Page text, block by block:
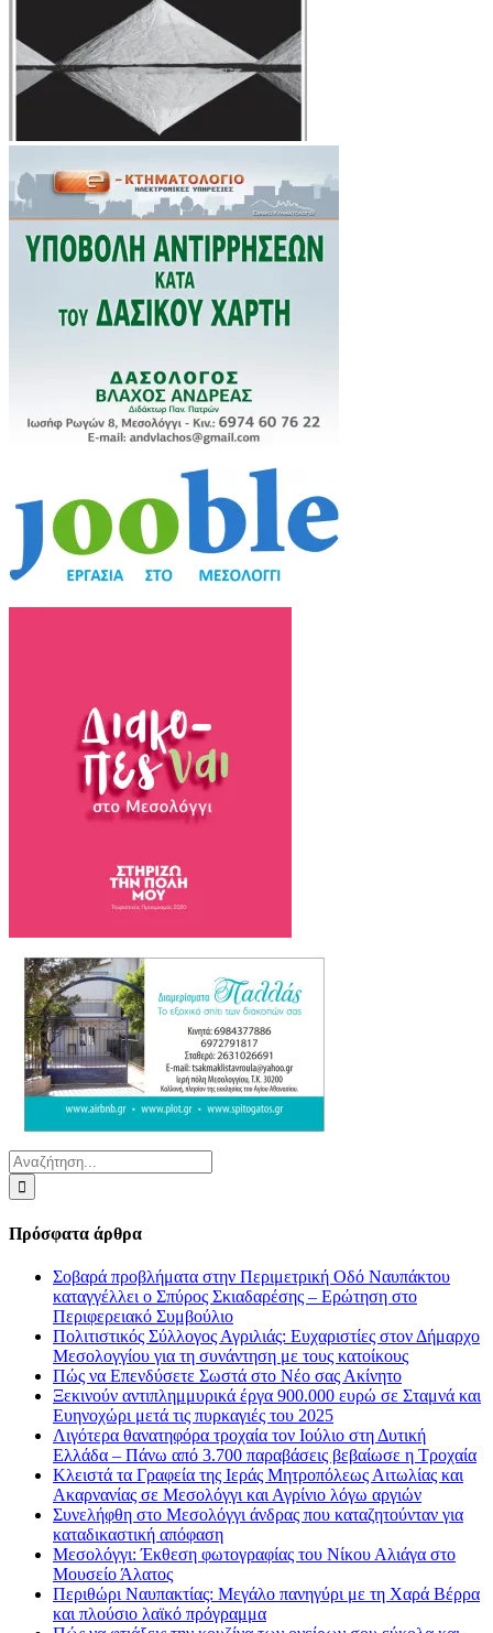
Αναζήτηση
για:
Πρόσφατα άρθρα
Σοβαρά προβλήματα στην Περιμετρική Οδό Ναυπάκτου
καταγγέλλει ο Σπύρος Σκιαδαρέσης – Ερώτηση στο
Περιφερειακό Συμβούλιο
Πολιτιστικός Σύλλογος Αγριλιάς: Ευχαριστίες στον Δήμαρχο
Μεσολογγίου για τη συνάντηση με τους κατοίκους
Πώς να Επενδύσετε Σωστά στο Νέο σας Ακίνητο
Ξεκινούν αντιπλημμυρικά έργα 900.000 ευρώ σε Σταμνά και
Ευηνοχώρι μετά τις πυρκαγιές του 2025
Λιγότερα θανατηφόρα τροχαία τον Ιούλιο στη Δυτική
Ελλάδα – Πάνω από 3.700 παραβάσεις βεβαίωσε η Τροχαία
Κλειστά τα Γραφεία της Ιεράς Μητροπόλεως Αιτωλίας και
Ακαρνανίας σε Μεσολόγγι και Αγρίνιο λόγω αργιών
Συνελήφθη στο Μεσολόγγι άνδρας που καταζητούνταν για
καταδικαστική απόφαση
Μεσολόγγι: Έκθεση φωτογραφίας του Νίκου Αλιάγα στο
Μουσείο Άλατος
Περιθώρι Ναυπακτίας: Μεγάλο πανηγύρι με τη Χαρά Βέρρα
και πλούσιο λαϊκό πρόγραμμα